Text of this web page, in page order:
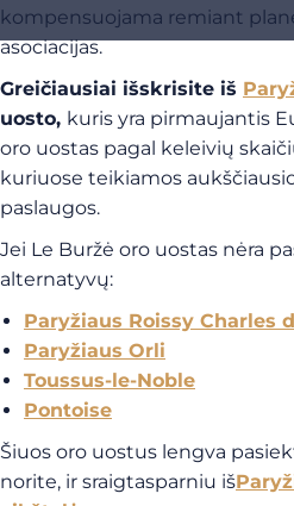
kompensuojama remiant
asociacijas.
Greičiausiai išskrisite iš
uosto, kuris yra pirmaujantis
oro uostas pagal keleivių
kuriuose teikiamos
paslaugos.
Jei Le Buržė oro uostas nėra
alternatyvų:
Paryžiaus Roissy Charles
Paryžiaus Orli
Toussus-le-Noble
Pontoise
Šiuos oro uostus lengva
norite, ir sraigtasparniu iš